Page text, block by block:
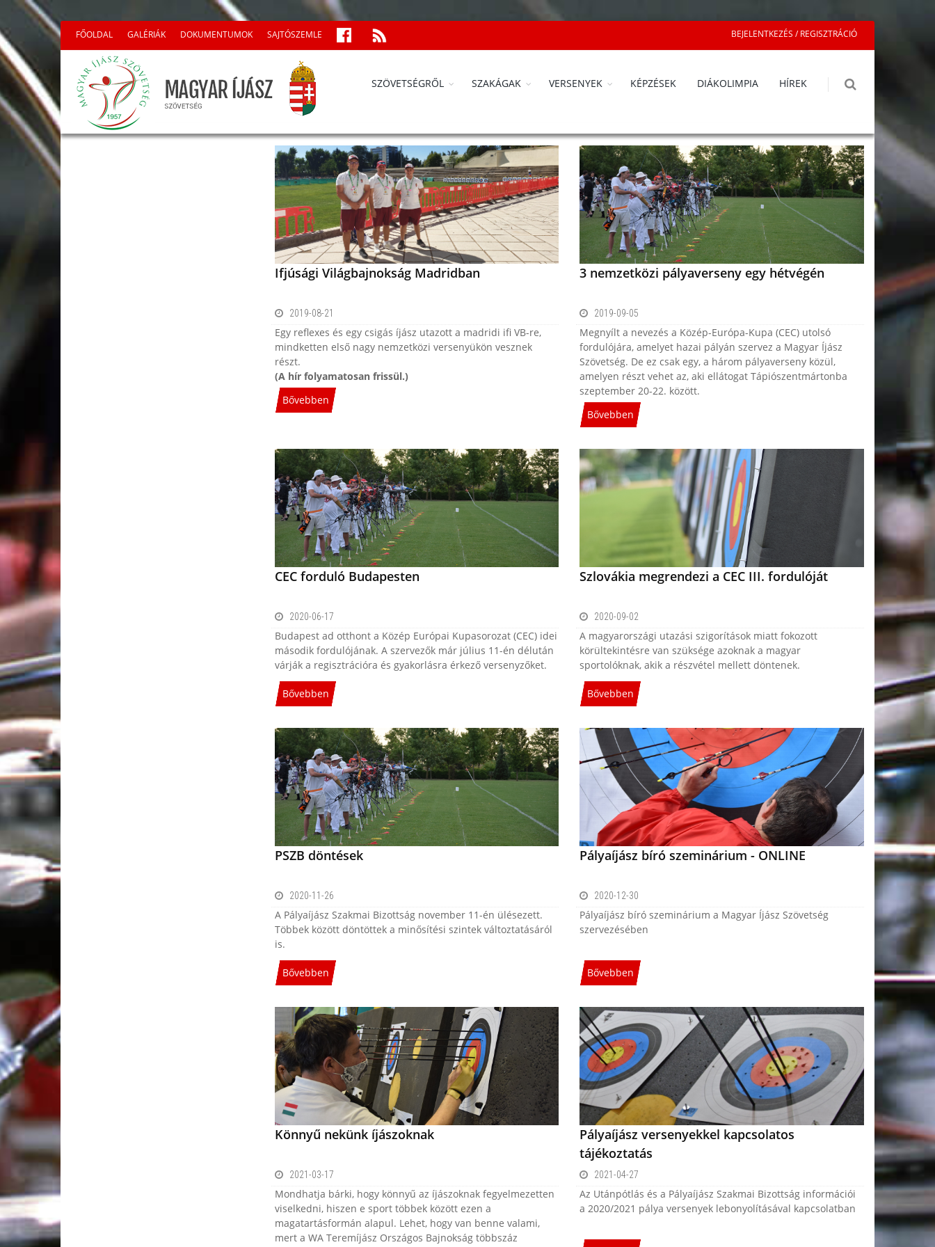
BEJELENTKEZÉS / REGISZTRÁCIÓ
FŐOLDAL GALÉRIÁK DOKUMENTUMOK SAJTÓSZEMLE
SZÖVETSÉGRŐL SZAKÁGAK VERSENYEK KÉPZÉSEK DIÁKOLIMPIA HÍREK
Ifjúsági Világbajnokság Madridban
2019-08-21
Egy reflexes és egy csigás íjász utazott a madridi ifi VB-re,
mindketten első nagy nemzetközi versenyükön vesznek
részt.
(A hír folyamatosan frissül.)
Bővebben
3 nemzetközi pályaverseny egy hétvégén
2019-09-05
Megnyílt a nevezés a Közép-Európa-Kupa (CEC) utolsó
fordulójára, amelyet hazai pályán szervez a Magyar Íjász
Szövetség. De ez csak egy, a három pályaverseny közül,
amelyen részt vehet az, aki ellátogat Tápiószentmártonba
szeptember 20-22. között.
Bővebben
CEC forduló Budapesten
2020-06-17
Budapest ad otthont a Közép Európai Kupasorozat (CEC) idei
második fordulójának. A szervezők már július 11-én délután
várják a regisztrációra és gyakorlásra érkező versenyzőket.
Bővebben
Szlovákia megrendezi a CEC III. fordulóját
2020-09-02
A magyarországi utazási szigorítások miatt fokozott
körültekintésre van szüksége azoknak a magyar
sportolóknak, akik a részvétel mellett döntenek.
Bővebben
PSZB döntések
2020-11-26
A Pályaíjász Szakmai Bizottság november 11-én ülésezett.
Többek között döntöttek a minősítési szintek változtatásáról
is.
Bővebben
Pályaíjász bíró szeminárium - ONLINE
2020-12-30
Pályaíjász bíró szeminárium a Magyar Íjász Szövetség
szervezésében
Bővebben
Könnyű nekünk íjászoknak
2021-03-17
Mondhatja bárki, hogy könnyű az íjászoknak fegyelmezetten
viselkedni, hiszen e sport többek között ezen a
magatartásformán alapul. Lehet, hogy van benne valami,
mert a WA Teremíjász Országos Bajnokság többszáz
Pályaíjász versenyekkel kapcsolatos
tájékoztatás
2021-04-27
Az Utánpótlás és a Pályaíjász Szakmai Bizottság információi
a 2020/2021 pálya versenyek lebonyolításával kapcsolatban